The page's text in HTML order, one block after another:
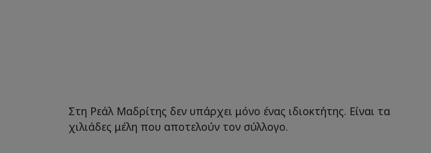
Στη Ρεάλ Μαδρίτης δεν υπάρχει μόνο ένας ιδιοκτήτης. Είναι τα
χιλιάδες μέλη που αποτελούν τον σύλλογο.